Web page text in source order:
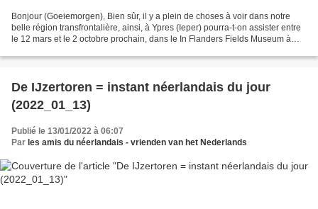
Bonjour (Goeiemorgen), Bien sûr, il y a plein de choses à voir dans notre
belle région transfrontalière, ainsi, à Ypres (Ieper) pourra-t-on assister entre
le 12 mars et le 2 octobre prochain, dans le In Flanders Fields Museum à
De IJzertoren = instant néerlandais du jour
(2022_01_13)
Publié le 13/01/2022 à 06:07
Par les amis du néerlandais - vrienden van het Nederlands